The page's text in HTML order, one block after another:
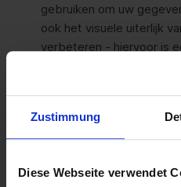
Zustimmung
Diese Webseite verwendet
gebruiken om uw
ook het visuele uiterlijk
verbeteren - hiervoor is
de optie om uw
Hiervoor koppelt u de
gegevensrecords